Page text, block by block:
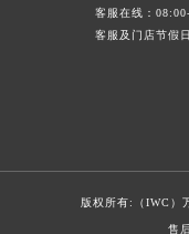
客服在线：
客服及门店节假
版权所有:（IWC）
售